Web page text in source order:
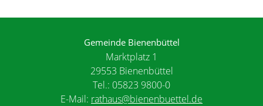
Gemeinde Bienenbüttel
Marktplatz 1
29553 Bienenbüttel
Tel.: 05823 9800-0
E-Mail: rathaus@bienenbuettel.de